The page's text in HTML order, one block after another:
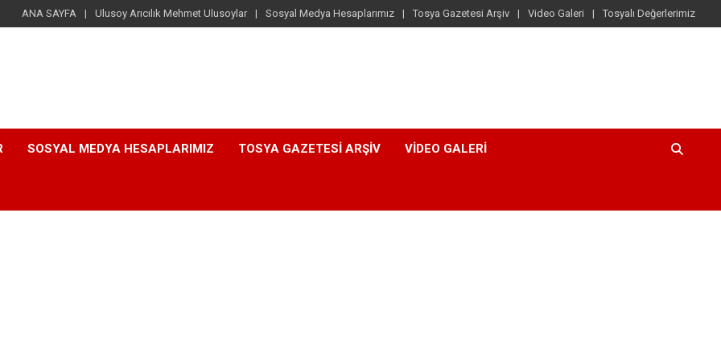
ANA SAYFA Ulusoy Arıcılık Mehmet Ulusoylar Sosyal Medya Hesaplarımız Tosya Gazetesi Arşiv Video Galeri Tosyalı Değerlerimiz
SOSYAL MEDYA HESAPLARIMIZ TOSYA GAZETESI ARŞIV VIDEO GALERI